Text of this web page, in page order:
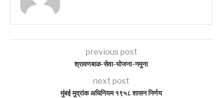
previous post
श्रावणबाळ-सेवा-योजना-नमुना
next post
मुंबई मुद्रांक अधिनियम १९५८ शासन निर्णय